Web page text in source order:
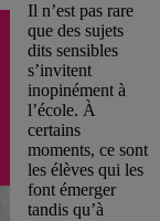
Il n’est pas rare
que des sujets
dits sensibles
s’invitent
inopinément à
l’école. À
certains
moments, ce sont
les élèves qui les
font émerger
tandis qu’à